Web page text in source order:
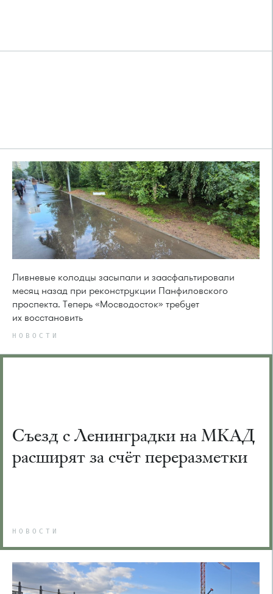
Ливневые колодцы засыпали и заасфальтировали
месяц назад при реконструкции Панфиловского
проспекта. Теперь «Мосводосток» требует
их восстановить
НОВОСТИ
Съезд с Ленинградки на МКАД
расширят за счёт переразметки
НОВОСТИ